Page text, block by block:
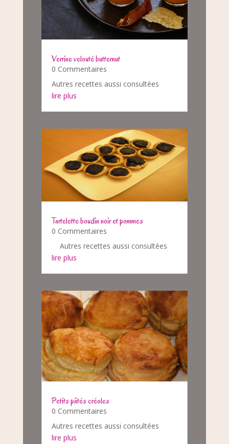
Verrine velouté butternut
0 Commentaires
Autres recettes aussi consultées
lire plus
Tartelette boudin noir et pommes
0 Commentaires
Autres recettes aussi consultées
lire plus
Petits pâtés créoles
0 Commentaires
Autres recettes aussi consultées
lire plus